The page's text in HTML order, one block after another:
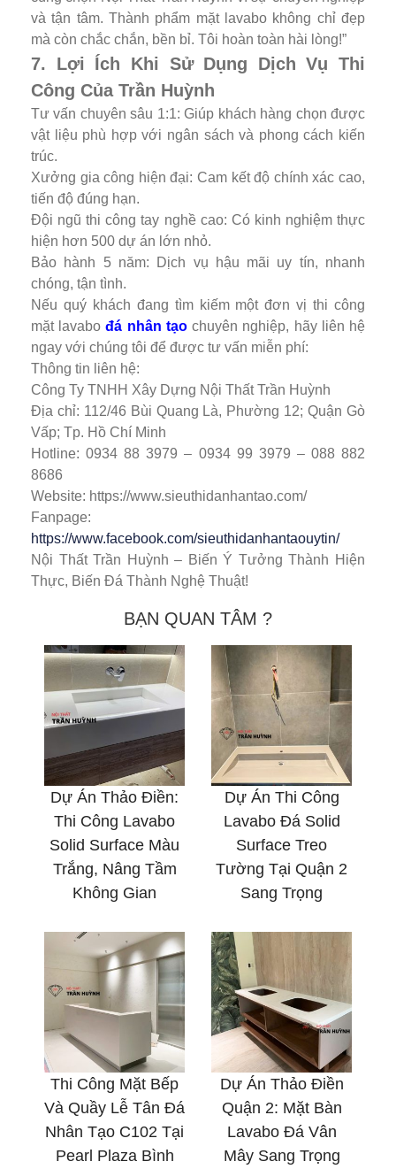
và tận tâm. Thành phẩm mặt lavabo không chỉ đẹp
mà còn chắc chắn, bền bỉ. Tôi hoàn toàn hài lòng!”
7. Lợi Ích Khi Sử Dụng Dịch Vụ Thi
Công Của Trần Huỳnh
Tư vấn chuyên sâu 1:1: Giúp khách hàng chọn được
vật liệu phù hợp với ngân sách và phong cách kiến
trúc.
Xưởng gia công hiện đại: Cam kết độ chính xác cao,
tiến độ đúng hạn.
Đội ngũ thi công tay nghề cao: Có kinh nghiệm thực
hiện hơn 500 dự án lớn nhỏ.
Bảo hành 5 năm: Dịch vụ hậu mãi uy tín, nhanh
chóng, tận tình.
Nếu quý khách đang tìm kiếm một đơn vị thi công
mặt lavabođá nhân tạochuyên nghiệp, hãy liên hệ
ngay với chúng tôi để được tư vấn miễn phí:
Thông tin liên hệ:
Công Ty TNHH Xây Dựng Nội Thất Trần Huỳnh
Địa chỉ: 112/46 Bùi Quang Là, Phường 12; Quận Gò
Vấp; Tp. Hồ Chí Minh
Hotline: 0934 88 3979 – 0934 99 3979 – 088 882
8686
Website: https://www.sieuthidanhantao.com/
Fanpage:
https://www.facebook.com/sieuthidanhantaouytin/
Nội Thất Trần Huỳnh – Biến Ý Tưởng Thành Hiện
Thực, Biến Đá Thành Nghệ Thuật!
BẠN QUAN TÂM ?
Dự Án Thảo Điền:
Thi Công Lavabo
Solid Surface Màu
Trắng, Nâng Tầm
Không Gian
Dự Án Thi Công
Lavabo Đá Solid
Surface Treo
Tường Tại Quận 2
Sang Trọng
Thi Công Mặt Bếp
Và Quầy Lễ Tân Đá
Nhân Tạo C102 Tại
Pearl Plaza Bình
Dự Án Thảo Điền
Quận 2: Mặt Bàn
Lavabo Đá Vân
Mây Sang Trọng